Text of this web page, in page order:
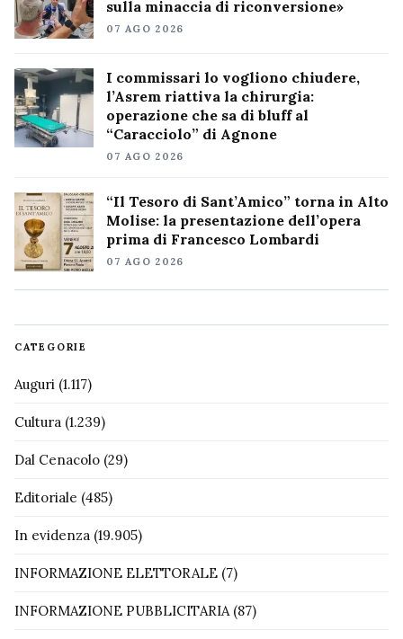
sulla minaccia di riconversione»
07 AGO 2026
I commissari lo vogliono chiudere,
l’Asrem riattiva la chirurgia:
operazione che sa di bluff al
“Caracciolo” di Agnone
07 AGO 2026
“Il Tesoro di Sant’Amico” torna in Alto
Molise: la presentazione dell’opera
prima di Francesco Lombardi
07 AGO 2026
CATEGORIE
Auguri (1.117)
Cultura (1.239)
Dal Cenacolo (29)
Editoriale (485)
In evidenza (19.905)
INFORMAZIONE ELETTORALE (7)
INFORMAZIONE PUBBLICITARIA(87)